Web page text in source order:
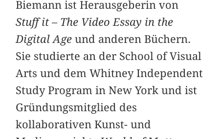
Biemann ist Herausgeberin von
Stuff it – The Video Essay in the
Digital Age und anderen Büchern.
Sie studierte an der School of Visual
Arts und dem Whitney Independent
Study Program in New York und ist
Gründungsmitglied des
kollaborativen Kunst- und